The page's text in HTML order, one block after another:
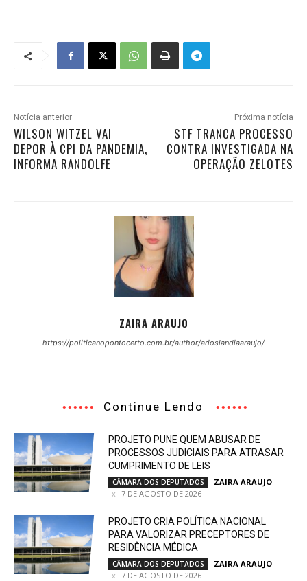
Notícia anterior
WILSON WITZEL VAI
DEPOR À CPI DA PANDEMIA,
INFORMA RANDOLFE
Próxima notícia
STF TRANCA PROCESSO
CONTRA INVESTIGADA NA
OPERAÇÃO ZELOTES
ZAIRA ARAUJO
https://politicanopontocerto.com.br/author/arioslandiaaraujo/
Continue Lendo
PROJETO PUNE QUEM ABUSAR DE
PROCESSOS JUDICIAIS PARA ATRASAR
CUMPRIMENTO DE LEIS
CÂMARA DOS DEPUTADOS ZAIRA ARAUJO -
7 DE AGOSTO DE 2026
PROJETO CRIA POLÍTICA NACIONAL
PARA VALORIZAR PRECEPTORES DE
RESIDÊNCIA MÉDICA
CÂMARA DOS DEPUTADOS ZAIRA ARAUJO -
7 DE AGOSTO DE 2026